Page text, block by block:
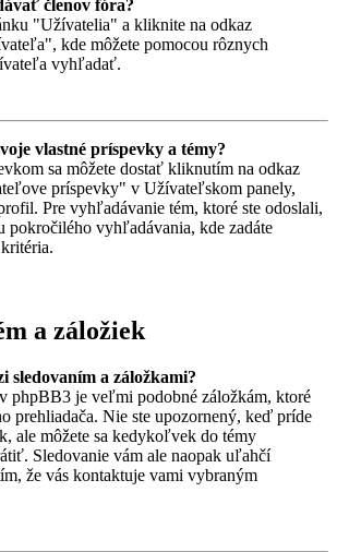
členov fóra?
"Užívatelia" a kliknite na odkaz
kde môžete pomocou rôznych
vyhľadať.
vlastné príspevky a témy?
sa môžete dostať kliknutím na odkaz
príspevky" v Užívateľskom panely,
Pre vyhľadávanie tém, ktoré ste odoslali,
pokročilého vyhľadávania, kde zadáte
a záložiek
sledovaním a záložkami?
phpBB3 je veľmi podobné záložkám, ktoré
prehliadača. Nie ste upozornený, keď príde
ale môžete sa kedykoľvek do témy
Sledovanie vám ale naopak uľahčí
že vás kontaktuje vami vybraným